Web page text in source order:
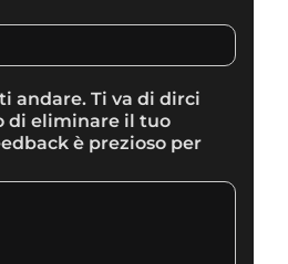
andare. Ti va di dirci
di eliminare il tuo
è prezioso per